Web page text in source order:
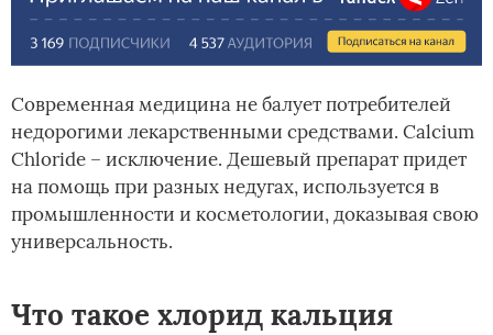
Современная медицина не балует потребителей
недорогими лекарственными средствами. Calcium
Chloride – исключение. Дешевый препарат придет
на помощь при разных недугах, используется в
промышленности и косметологии, доказывая свою
универсальность.
Что такое хлорид кальция